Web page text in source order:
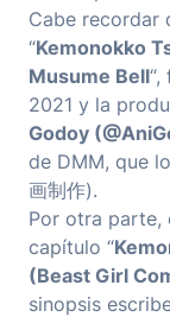
Cabe recordar
“Kemonokko
Musume Bell
2021 y la
Godoy
de DMM, que
画制作).
Por otra parte,
capítulo “
(Beast Girl
sinopsis